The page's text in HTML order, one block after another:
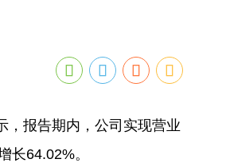
，报告期内，公司实现营业
长64.02%。